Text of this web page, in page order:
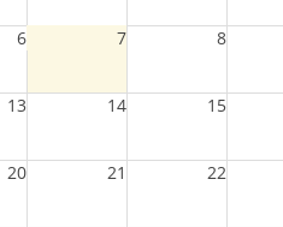
6 7 8
13 14 15
20 21 22